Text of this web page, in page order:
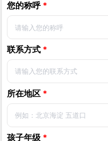
您的称呼 *
联系方式 *
所在地区 *
孩子年级 *